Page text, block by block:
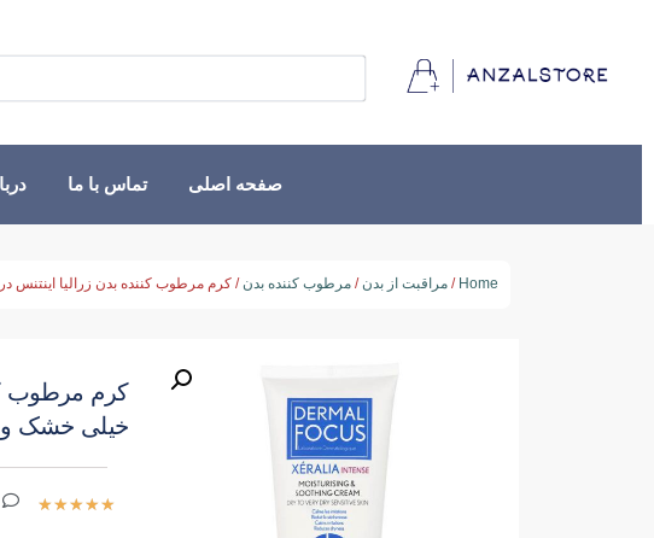
صفحه اصلی تماس با ما
Home
/مراقبت از بدن /مرطوب کننده بدن / کرم مرطوب کننده بدن زرالیا
کرم مرطوب
خیلی خشک و
★
★
★
★
★